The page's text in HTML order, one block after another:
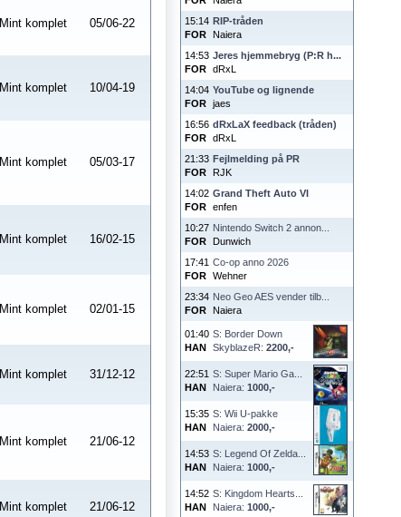
15:14
FOR
RIP-tråden
Naiera
14:53
FOR
Jeres hjemmebryg (P:R h...
dRxL
14:04
FOR
YouTube og lignende
jaes
16:56
FOR
dRxLaX feedback (tråden)
dRxL
21:33
FOR
Fejlmelding på PR
RJK
14:02
FOR
Grand Theft Auto VI
enfen
10:27
FOR
Nintendo Switch 2 annon...
Dunwich
17:41
FOR
Co-op anno 2026
Wehner
23:34
FOR
Neo Geo AES vender tilb...
Naiera
01:40
HAN
S: Border Down
SkyblazeR: 2200,-
22:51
HAN
S: Super Mario Ga...
Naiera: 1000,-
15:35
HAN
S: Wii U-pakke
Naiera: 2000,-
14:53
HAN
S: Legend Of Zelda...
Naiera: 1000,-
14:52
HAN
S: Kingdom Hearts...
Naiera: 1000,-
Mint komplet 05/06-22
Mint komplet 10/04-19
Mint komplet 05/03-17
Mint komplet 16/02-15
Mint komplet 02/01-15
Mint komplet 31/12-12
Mint komplet 21/06-12
Mint komplet 21/06-12